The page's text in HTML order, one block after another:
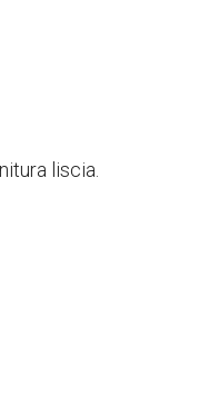
liscia.